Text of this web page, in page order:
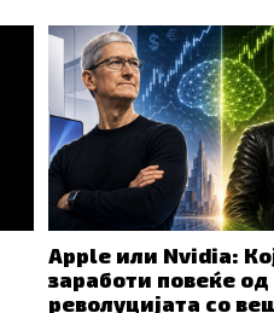
Apple или Nvidia:
заработи повеќе од
револуцијата со